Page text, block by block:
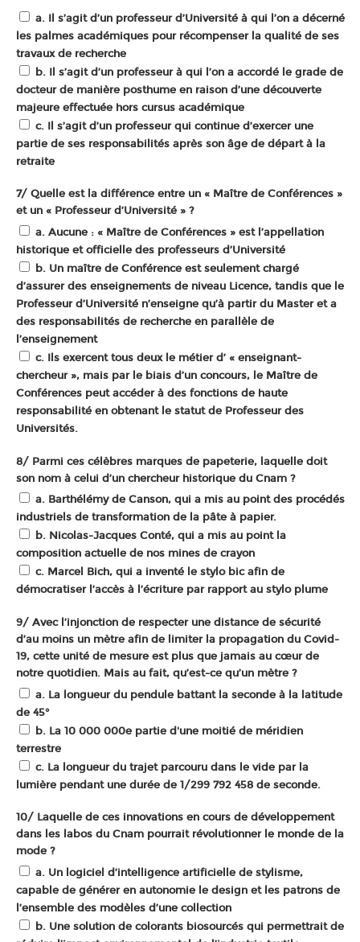
a. Il s’agit d’un professeur d’Université à qui l’on a décerné
les palmes académiques pour récompenser la qualité de ses
travaux de recherche
b. Il s’agit d’un professeur à qui l’on a accordé le grade de
docteur de manière posthume en raison d’une découverte
majeure effectuée hors cursus académique
c. Il s’agit d’un professeur qui continue d’exercer une
partie de ses responsabilités après son âge de départ à la
retraite
7/ Quelle est la différence entre un « Maître de Conférences »
et un « Professeur d’Université » ?
a. Aucune : « Maître de Conférences » est l’appellation
historique et officielle des professeurs d’Université
b. Un maître de Conférence est seulement chargé
d’assurer des enseignements de niveau Licence, tandis que le
Professeur d’Université n’enseigne qu’à partir du Master et a
des responsabilités de recherche en parallèle de
l’enseignement
c. Ils exercent tous deux le métier d’ « enseignant-
chercheur », mais par le biais d’un concours, le Maître de
Conférences peut accéder à des fonctions de haute
responsabilité en obtenant le statut de Professeur des
Universités.
8/ Parmi ces célèbres marques de papeterie, laquelle doit
son nom à celui d’un chercheur historique du Cnam ?
a. Barthélémy de Canson, qui a mis au point des procédés
industriels de transformation de la pâte à papier.
b. Nicolas-Jacques Conté, qui a mis au point la
composition actuelle de nos mines de crayon
c. Marcel Bich, qui a inventé le stylo bic afin de
démocratiser l’accès à l’écriture par rapport au stylo plume
9/ Avec l’injonction de respecter une distance de sécurité
d’au moins un mètre afin de limiter la propagation du Covid-
19, cette unité de mesure est plus que jamais au cœur de
notre quotidien. Mais au fait, qu’est-ce qu’un mètre ?
a. La longueur du pendule battant la seconde à la latitude
de 45°
b. La 10 000 000e partie d'une moitié de méridien
terrestre
c. La longueur du trajet parcouru dans le vide par la
lumière pendant une durée de 1/299 792 458 de seconde.
10/ Laquelle de ces innovations en cours de développement
dans les labos du Cnam pourrait révolutionner le monde de la
mode ?
a. Un logiciel d’intelligence artificielle de stylisme,
capable de générer en autonomie le design et les patrons de
l’ensemble des modèles d’une collection
b. Une solution de colorants biosourcés qui permettrait de